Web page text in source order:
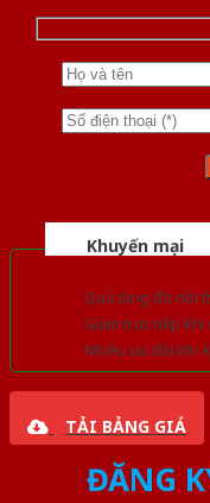
Khuyến mại
Quà tặng đồ nội
Giảm trực tiếp
Nhiều ưu đãi lớn
TẢI BẢNG GIÁ
ĐĂNG